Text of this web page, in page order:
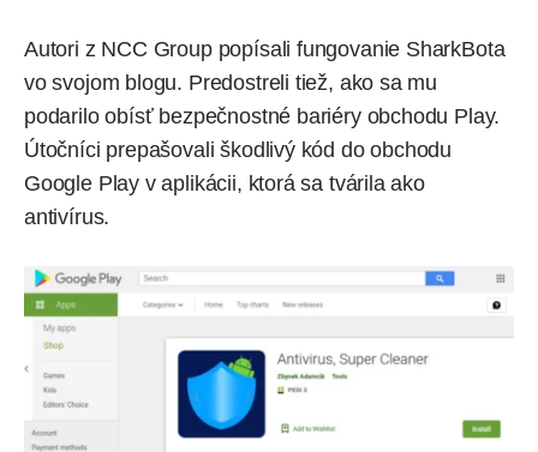
Autori z NCC Group popísali fungovanie SharkBota
vo svojom blogu. Predostreli tiež, ako sa mu
podarilo obísť bezpečnostné bariéry obchodu Play.
Útočníci prepašovali škodlivý kód do obchodu
Google Play v aplikácii, ktorá sa tvárila ako
antivírus.